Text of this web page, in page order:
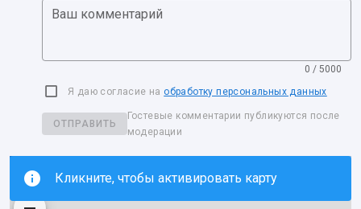
Ваш комментарий
0 / 5000
Я даю согласие на обработку персональных данных
ОТПРАВИТЬ
Гостевые комментарии публикуются после
модерации
Кликните, чтобы активировать карту